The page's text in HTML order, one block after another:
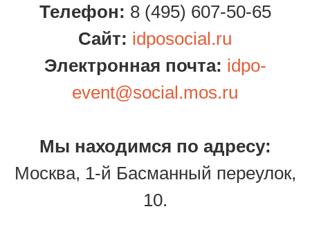
Телефон: 8 (495) 607-50-65
Сайт: idposocial.ru
Электронная почта: idpo-
event@social.mos.ru
Мы находимся по адресу:
Москва, 1-й Басманный переулок,
10.